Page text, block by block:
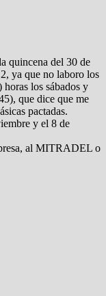
quincena del 30 de
ya que no laboro los
los sábados y
que dice que me
pactadas.
y el 8 de
al MITRADEL o